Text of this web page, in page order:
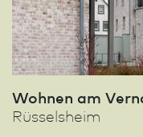
Wohnen am
Rüssels­heim